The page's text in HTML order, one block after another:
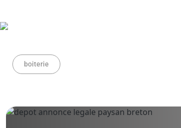
boiterie